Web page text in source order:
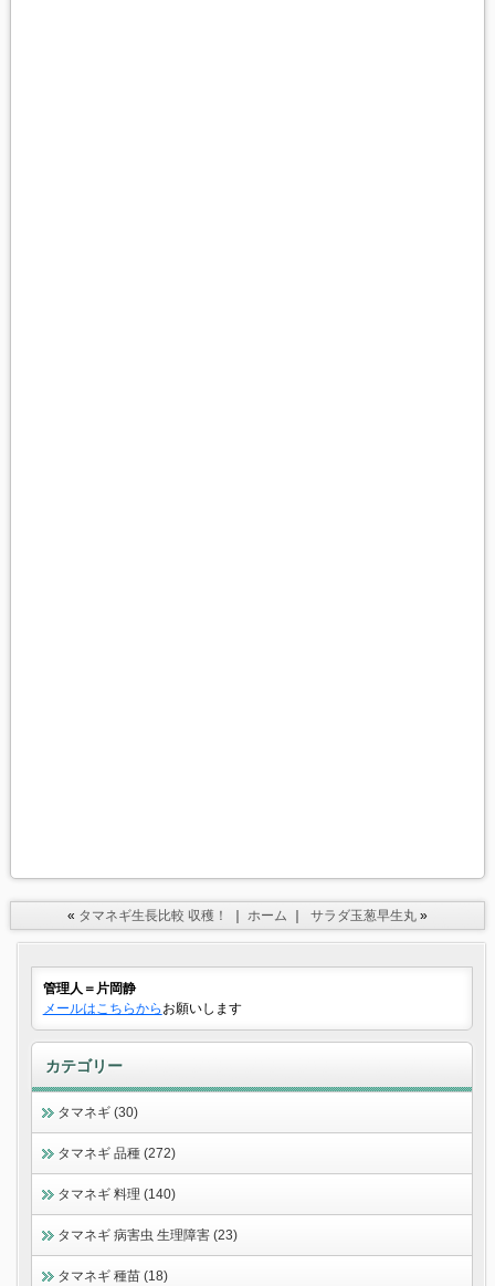
« タマネギ生長比較 収穫！ ホーム サラダ玉葱早生丸»
管理人＝片岡静
メールはこちらから お願いします
カテゴリー
タマネギ (30)
タマネギ 品種 (272)
タマネギ 料理 (140)
タマネギ 病害虫 生理障害 (23)
タマネギ 種苗 (18)